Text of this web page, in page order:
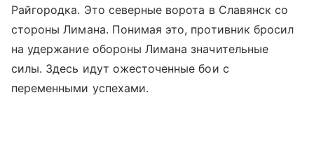
Райгородка. Это северные ворота в Славянск со
стороны Лимана. Понимая это, противник бросил
на удержание обороны Лимана значительные
силы. Здесь идут ожесточенные бои с
переменными успехами.